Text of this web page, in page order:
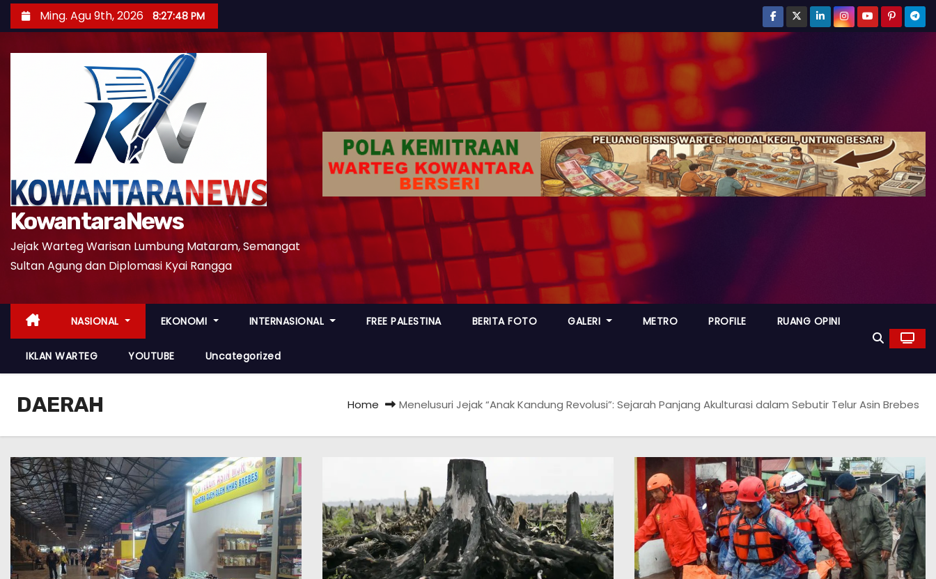
k
Ming. Agu 9th, 2026 8:27:49 PM
KowantaraNews
Jejak Warteg Warisan Lumbung Mataram, Semangat
Sultan Agung dan Diplomasi Kyai Rangga
NASIONAL EKONOMI INTERNASIONAL FREE PALESTINA BERITA FOTO GALERI METRO PROFILE RUANG OPINI
IKLAN WARTEG YOUTUBE Uncategorized
DAERAH Home Menelusuri Jejak “Anak Kandung Revolusi”: Sejarah Panjang Akulturasi dalam Sebutir Telur Asin Brebes